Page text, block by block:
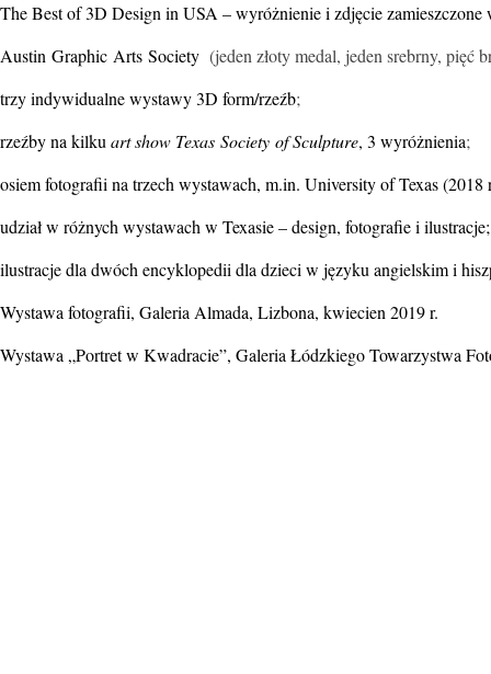
The Best of 3D Design in USA – wyróżnienie i zdjęcie
Austin Graphic Arts Society (jeden złoty medal, jeden srebrny,
trzy indywidualne wystawy 3D form/rzeźb;
rzeźby na kilku art show Texas Society of Sculpture, 3 wyróżnienia;
osiem fotografii na trzech wystawach, m.in. University of Texas (2018
udział w różnych wystawach w Texasie – design, fotografie i ilustracje;
ilustracje dla dwóch encyklopedii dla dzieci w języku angielskim i
Wystawa fotografii, Galeria Almada, Lizbona, kwiecien 2019 r.
Wystawa „Portret w Kwadracie”, Galeria Łódzkiego Towarzystwa